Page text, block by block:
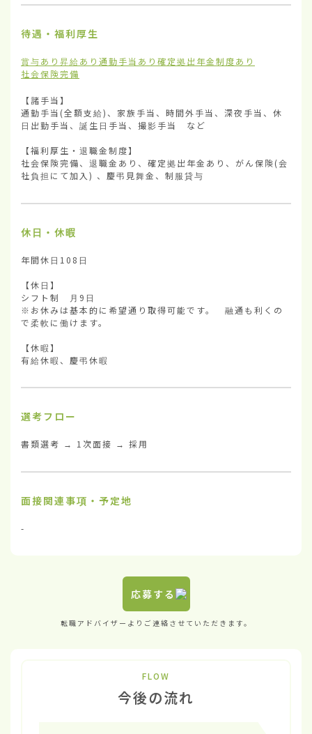
待遇・福利厚生
賞与あり 昇給あり 通勤手当あり 確定拠出年金制度あり
社会保険完備
【諸手当】
通勤手当(全額支給)、家族手当、時間外手当、深夜手当、休
日出勤手当、誕生日手当、撮影手当　など
【福利厚生・退職金制度】
社会保険完備、退職金あり、確定拠出年金あり、がん保険(会
社負担にて加入) 、慶弔見舞金、制服貸与
休日・休暇
年間休日108日
【休日】
シフト制　月9日
※お休みは基本的に希望通り取得可能です。　融通も利くの
で柔軟に働けます。
【休暇】
有給休暇、慶弔休暇
選考フロー
書類選考 → 1次面接 → 採用
面接関連事項・予定地
-
応募する
転職アドバイザーよりご連絡させていただきます。
FLOW
今後の流れ